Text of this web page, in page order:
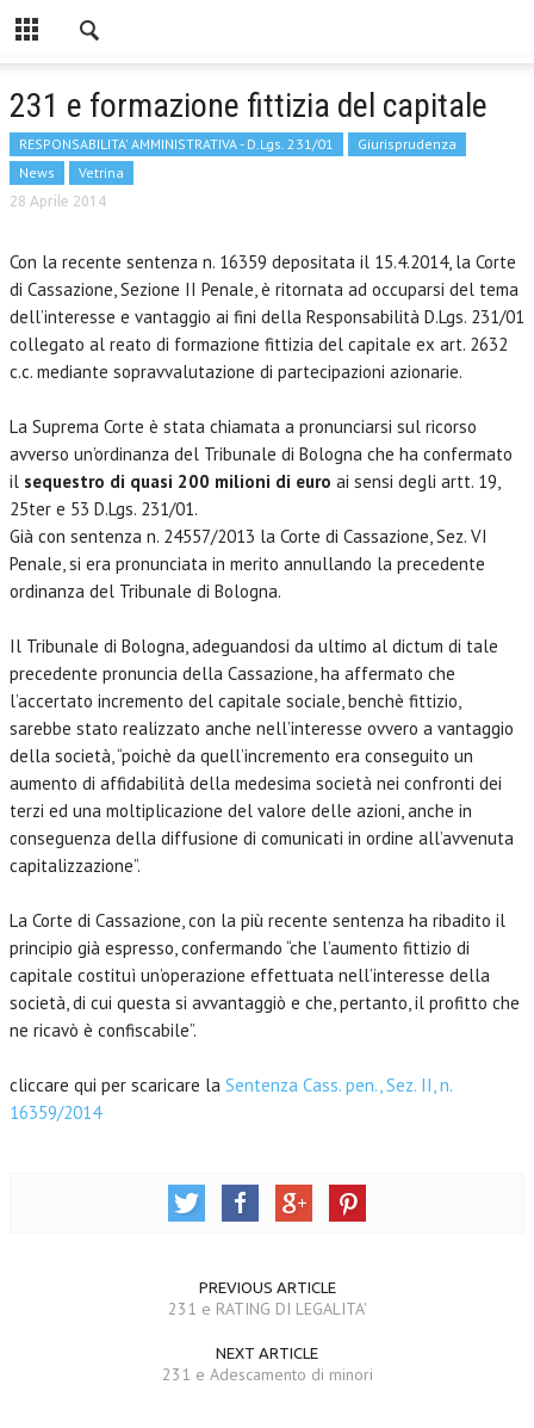
231 e formazione fittizia del capitale
RESPONSABILITA' AMMINISTRATIVA - D.Lgs. 231/01
Giurisprudenza
News
Vetrina
28 Aprile 2014
Con la recente sentenza n. 16359 depositata il 15.4.2014, la Corte
di Cassazione, Sezione II Penale, è ritornata ad occuparsi del tema
dell’interesse e vantaggio ai fini della Responsabilità D.Lgs. 231/01
collegato al reato di formazione fittizia del capitale ex art. 2632
c.c. mediante sopravvalutazione di partecipazioni azionarie.
La Suprema Corte è stata chiamata a pronunciarsi sul ricorso
avverso un’ordinanza del Tribunale di Bologna che ha confermato
il sequestro di quasi 200 milioni di euro ai sensi degli artt. 19,
25ter e 53 D.Lgs. 231/01.
Già con sentenza n. 24557/2013 la Corte di Cassazione, Sez. VI
Penale, si era pronunciata in merito annullando la precedente
ordinanza del Tribunale di Bologna.
Il Tribunale di Bologna, adeguandosi da ultimo al dictum di tale
precedente pronuncia della Cassazione, ha affermato che
l’accertato incremento del capitale sociale, benchè fittizio,
sarebbe stato realizzato anche nell’interesse ovvero a vantaggio
della società, “poichè da quell’incremento era conseguito un
aumento di affidabilità della medesima società nei confronti dei
terzi ed una moltiplicazione del valore delle azioni, anche in
conseguenza della diffusione di comunicati in ordine all’avvenuta
capitalizzazione”.
La Corte di Cassazione, con la più recente sentenza ha ribadito il
principio già espresso, confermando “che l’aumento fittizio di
capitale costituì un’operazione effettuata nell’interesse della
società, di cui questa si avvantaggiò e che, pertanto, il profitto che
ne ricavò è confiscabile”.
cliccare qui per scaricare la Sentenza Cass. pen., Sez. II, n.
16359/2014
PREVIOUS ARTICLE
231 e RATING DI LEGALITA'
NEXT ARTICLE
231 e Adescamento di minori